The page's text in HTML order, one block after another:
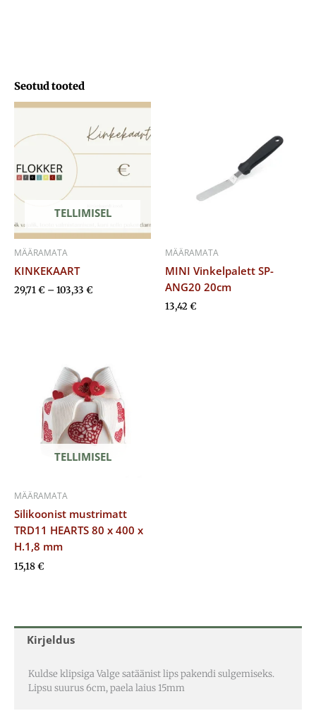
Kirjeldus
Kuldse klipsiga Valge satäänist lips pakendi sulgemiseks.
Lipsu suurus 6cm, paela laius 15mm
Seotud tooted
TELLIMISEL
MÄÄRAMATA
KINKEKAART
29,71€ –103,33 €
Hinnavahemik:
kuni
103,33 €
MÄÄRAMATA
MINI Vinkelpalett SP-
ANG20 20cm
13,42€
TELLIMISEL
MÄÄRAMATA
Silikoonist mustrimatt
TRD11 HEARTS 80 x 400 x
H.1,8 mm
15,18€